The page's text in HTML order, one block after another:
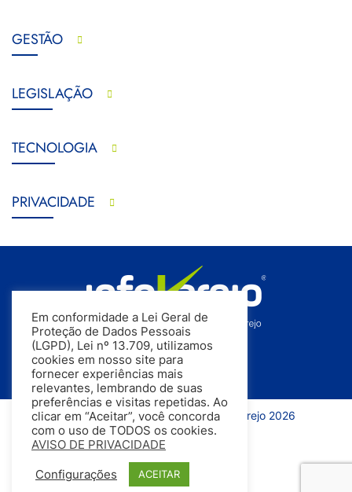
GESTÃO
LEGISLAÇÃO
TECNOLOGIA
PRIVACIDADE
Todos os direitos reservados | InfoVarejo 2026
Em conformidade a Lei Geral de
Proteção de Dados Pessoais
(LGPD), Lei nº 13.709, utilizamos
cookies em nosso site para
fornecer experiências mais
relevantes, lembrando de suas
preferências e visitas repetidas. Ao
clicar em “Aceitar”, você concorda
com o uso de TODOS os cookies.
AVISO DE PRIVACIDADE
Configurações ACEITAR